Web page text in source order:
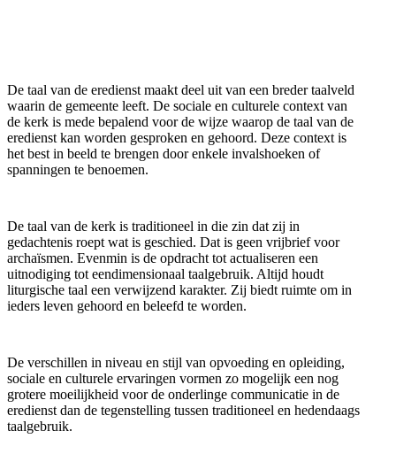
De taal van de eredienst maakt deel uit van een breder taalveld
waarin de gemeente leeft. De sociale en culturele context van
de kerk is mede bepalend voor de wijze waarop de taal van de
eredienst kan worden gesproken en gehoord. Deze context is
het best in beeld te brengen door enkele invalshoeken of
spanningen te benoemen.
De taal van de kerk is traditioneel in die zin dat zij in
gedachtenis roept wat is geschied. Dat is geen vrijbrief voor
archaïsmen. Evenmin is de opdracht tot actualiseren een
uitnodiging tot eendimensionaal taalgebruik. Altijd houdt
liturgische taal een verwijzend karakter. Zij biedt ruimte om in
ieders leven gehoord en beleefd te worden.
De verschillen in niveau en stijl van opvoeding en opleiding,
sociale en culturele ervaringen vormen zo mogelijk een nog
grotere moeilijkheid voor de onderlinge communicatie in de
eredienst dan de tegenstelling tussen traditioneel en hedendaags
taalgebruik.